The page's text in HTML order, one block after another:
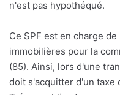
n'est pas hypothéqué.
Ce SPF est en charge
immobilières pour la
(85). Ainsi, lors d'une
doit s'acquitter d'un taxe